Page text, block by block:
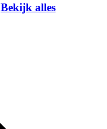
Bekijk alles